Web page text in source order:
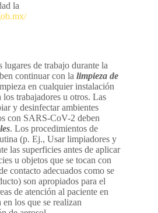
la
lugares de trabajo durante la
continuar con la limpieza de
en cualquier instalación
los trabajadores u otros. Las
y desinfectar ambientes
con SARS-CoV-2 deben
. Los procedimientos de
(p. Ej., Usar limpiadores y
las superficies antes de aplicar
u objetos que se tocan con
contacto adecuados como se
son apropiados para el
de atención al paciente en
los que se realizan